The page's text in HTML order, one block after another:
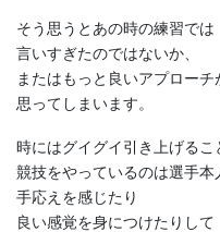
そう思うとあの時の練習では
言いすぎたのではないか、
またはもっと良いアプロー
思ってしまいます。
時にはグイグイ引き上げるこ
競技をやっているのは選手本
手応えを感じたり
良い感覚を身につけたりして